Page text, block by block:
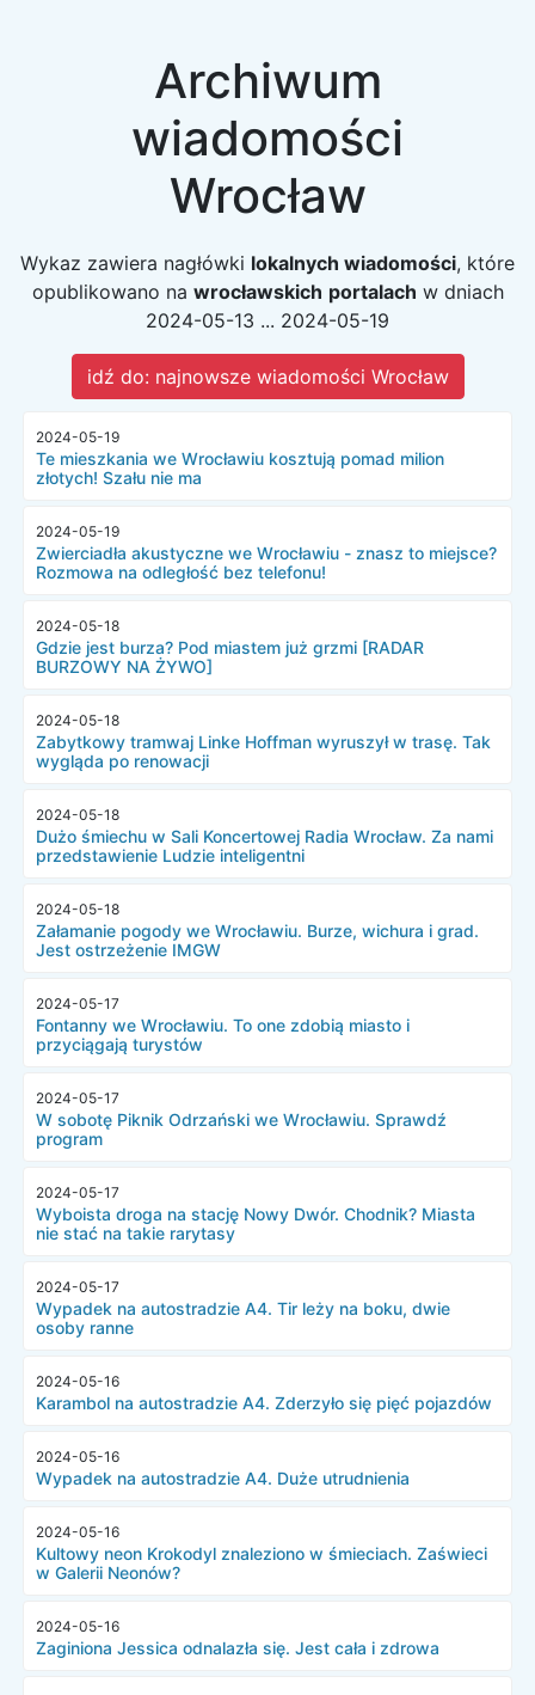
Archiwum
wiadomości
Wrocław
Wykaz zawiera nagłówki lokalnych wiadomości, które
opublikowano na wrocławskich portalach w dniach
2024-05-13 ... 2024-05-19
idź do: najnowsze wiadomości Wrocław
2024-05-19
Te mieszkania we Wrocławiu kosztują pomad milion
złotych! Szału nie ma
2024-05-19
Zwierciadła akustyczne we Wrocławiu - znasz to miejsce?
Rozmowa na odległość bez telefonu!
2024-05-18
Gdzie jest burza? Pod miastem już grzmi [RADAR
BURZOWY NA ŻYWO]
2024-05-18
Zabytkowy tramwaj Linke Hoffman wyruszył w trasę. Tak
wygląda po renowacji
2024-05-18
Dużo śmiechu w Sali Koncertowej Radia Wrocław. Za nami
przedstawienie Ludzie inteligentni
2024-05-18
Załamanie pogody we Wrocławiu. Burze, wichura i grad.
Jest ostrzeżenie IMGW
2024-05-17
Fontanny we Wrocławiu. To one zdobią miasto i
przyciągają turystów
2024-05-17
W sobotę Piknik Odrzański we Wrocławiu. Sprawdź
program
2024-05-17
Wyboista droga na stację Nowy Dwór. Chodnik? Miasta
nie stać na takie rarytasy
2024-05-17
Wypadek na autostradzie A4. Tir leży na boku, dwie
osoby ranne
2024-05-16
Karambol na autostradzie A4. Zderzyło się pięć pojazdów
2024-05-16
Wypadek na autostradzie A4. Duże utrudnienia
2024-05-16
Kultowy neon Krokodyl znaleziono w śmieciach. Zaświeci
w Galerii Neonów?
2024-05-16
Zaginiona Jessica odnalazła się. Jest cała i zdrowa